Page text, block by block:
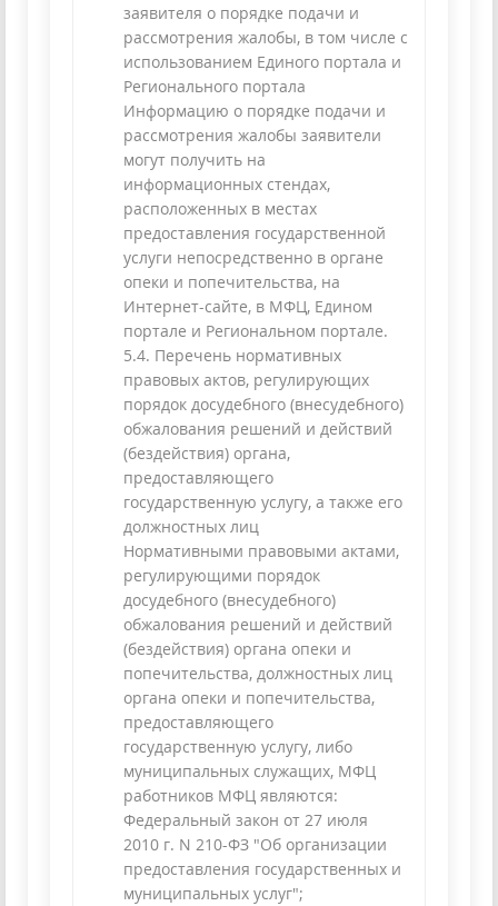
заявителя о порядке подачи и
рассмотрения жалобы, в том числе с
использованием Единого портала и
Регионального портала
Информацию о порядке подачи и
рассмотрения жалобы заявители
могут получить на
информационных стендах,
расположенных в местах
предоставления государственной
услуги непосредственно в органе
опеки и попечительства, на
Интернет-сайте, в МФЦ, Едином
портале и Региональном портале.
5.4. Перечень нормативных
правовых актов, регулирующих
порядок досудебного (внесудебного)
обжалования решений и действий
(бездействия) органа,
предоставляющего
государственную услугу, а также его
должностных лиц
Нормативными правовыми актами,
регулирующими порядок
досудебного (внесудебного)
обжалования решений и действий
(бездействия) органа опеки и
попечительства, должностных лиц
органа опеки и попечительства,
предоставляющего
государственную услугу, либо
муниципальных служащих, МФЦ
работников МФЦ являются:
Федеральный закон от 27 июля
2010 г. N 210-ФЗ "Об организации
предоставления государственных и
муниципальных услуг";